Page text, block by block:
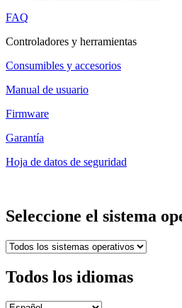
FAQ
Controladores y herramientas
Consumibles y accesorios
Manual de usuario
Firmware
Garantía
Hoja de datos de seguridad
Seleccione el sistema
Todos los idiomas